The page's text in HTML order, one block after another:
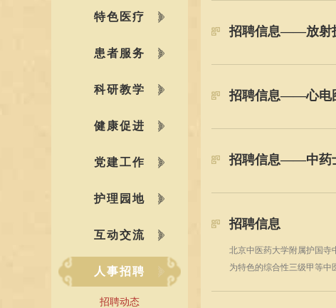
特色医疗
患者服务
科研教学
健康促进
党建工作
护理园地
互动交流
人事招聘
招聘动态
招聘信息——放射
招聘信息——心电
招聘信息——中药
招聘信息
北京中医药大学附属护国寺
为特色的综合性三级甲等